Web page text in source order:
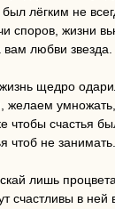
лёгким не
споров, жизни
любви звезда.
щедро
желаем умножать,
чтобы счастья
чтоб не занимать.
лишь
счастливы в ней